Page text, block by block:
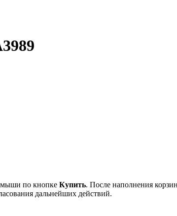
мыши по кнопке Купить. После наполнения
дальнейших действий.